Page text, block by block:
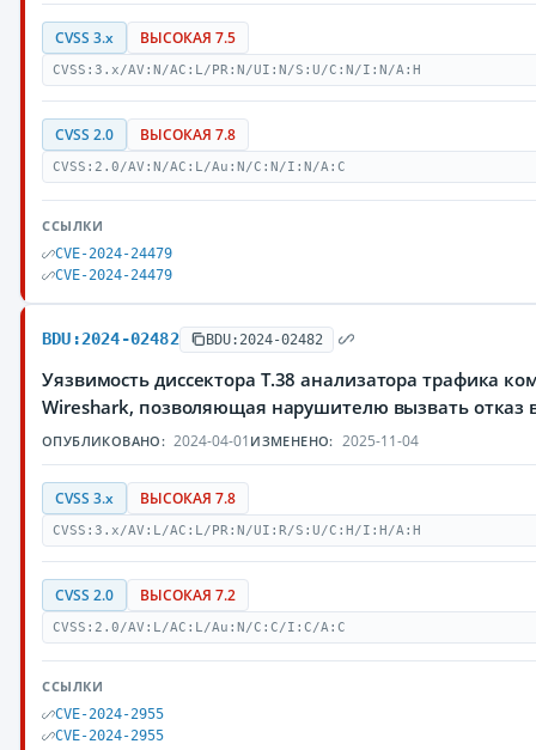
CVSS 3.x ВЫСОКАЯ 7.5
CVSS:3.x/AV:N/AC:L/PR:N/UI:N/S:U/C:N/I:N/A:H
CVSS 2.0 ВЫСОКАЯ 7.8
CVSS:2.0/AV:N/AC:L/Au:N/C:N/I:N/A:C
ССЫЛКИ
CVE-2024-24479
CVE-2024-24479
BDU:2024-02482 BDU:2024-02482
Уязвимость диссектора T.38 анализатора трафика
Wireshark, позволяющая нарушителю вызвать отказ
ОПУБЛИКОВАНО: 2024-04-01 ИЗМЕНЕНО: 2025-11-04
CVSS 3.x ВЫСОКАЯ 7.8
CVSS:3.x/AV:L/AC:L/PR:N/UI:R/S:U/C:H/I:H/A:H
CVSS 2.0 ВЫСОКАЯ 7.2
CVSS:2.0/AV:L/AC:L/Au:N/C:C/I:C/A:C
ССЫЛКИ
CVE-2024-2955
CVE-2024-2955